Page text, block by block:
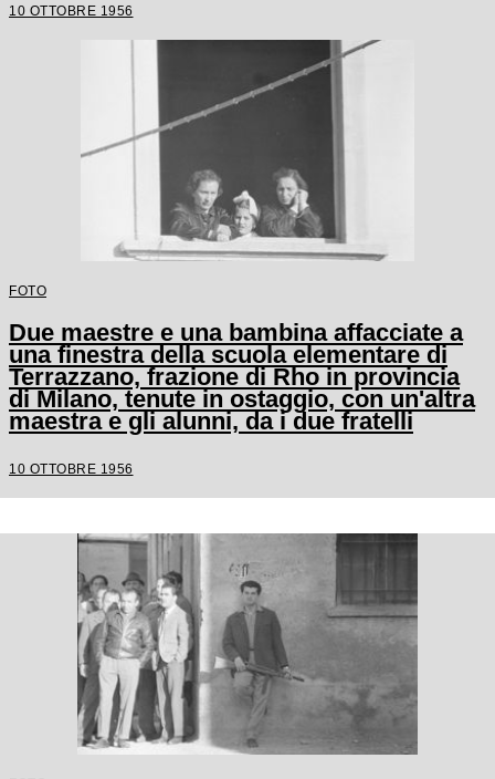
10 OTTOBRE 1956
FOTO
Due maestre e una bambina affacciate a
una finestra della scuola elementare di
Terrazzano, frazione di Rho in provincia
di Milano, tenute in ostaggio, con un'altra
maestra e gli alunni, da i due fratelli
Santato
10 OTTOBRE 1956